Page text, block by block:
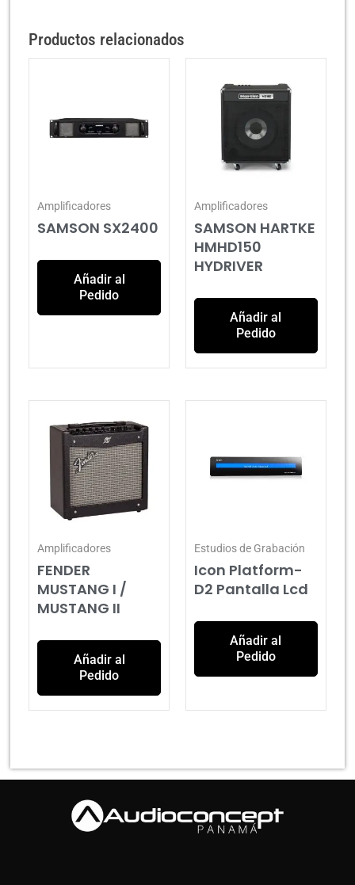
Productos relacionados
Amplificadores
SAMSON SX2400
Añadir al
Pedido
Amplificadores
SAMSON HARTKE
HMHD150
HYDRIVER
Añadir al
Pedido
Amplificadores
FENDER
MUSTANG I /
MUSTANG II
Añadir al
Pedido
Estudios de Grabación
Icon Platform-
D2 Pantalla Lcd
Añadir al
Pedido